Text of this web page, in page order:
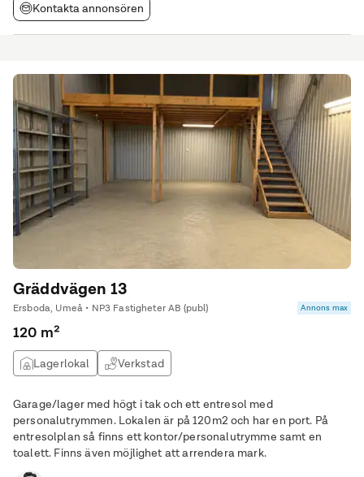
Kontakta annonsören
Gräddvägen 13
Ersboda, Umeå • NP3 Fastigheter AB (publ) Annons max
120 m²
Lagerlokal Verkstad
Garage/lager med högt i tak och ett entresol med
personalutrymmen. Lokalen är på 120m2 och har en port. På
entresolplan så finns ett kontor/personalutrymme samt en
toalett. Finns även möjlighet att arrendera mark.